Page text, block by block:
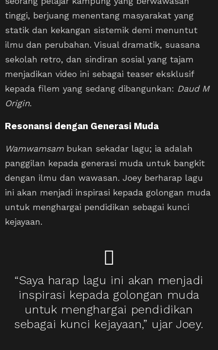
tinggi, berjuang menentang masyarakat yang
statik dan kekangan sistemik demi menuntut
ilmu dan perubahan. Visual dramatik, suasana
sekolah retro, dan sindiran sosial yang tajam
menjadikan video ini sebagai teaser eksklusif
kepada filem yang sedang dibangunkan: Daud M
Origin.
Resonansi dengan Generasi Muda
Wamwamsam bukan sekadar lagu; ia adalah
panggilan kepada generasi muda untuk bangkit
dengan ilmu dan wawasan. Joey berharap lagu
ini akan menjadi inspirasi kepada golongan muda
untuk menghargai pendidikan sebagai kunci
kejayaan.
“Saya harap lagu ini akan menjadi
inspirasi kepada golongan muda
untuk menghargai pendidikan
sebagai kunci kejayaan,” ujar Joey.